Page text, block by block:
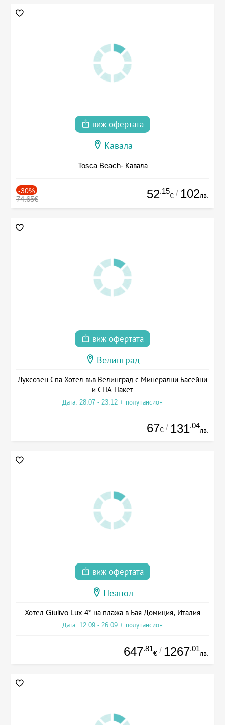
виж офертата
Кавала
Tosca Beach- Кавала
-30%
74.65€ 52.15
€ / 102лв.
виж офертата
Велинград
Луксозен Спа Хотел във Велинград с Минерални Басейни
и СПА Пакет
Дата: 28.07 - 23.12 + полупансион
67€ / 131.04
лв.
виж офертата
Неапол
Хотел Giulivo Lux 4* на плажа в Бая Домиция, Италия
Дата: 12.09 - 26.09 + полупансион
647.81
€ / 1267.01
лв.